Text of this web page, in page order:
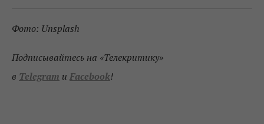
Фото: Unsplash
Подписывайтесь на «Телекритику»
в Telegram и Facebook!